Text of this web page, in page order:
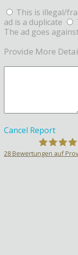
This is illegal/
ad is a duplicate
The ad goes
Provide More
Cancel Report
28 Bewertungen auf